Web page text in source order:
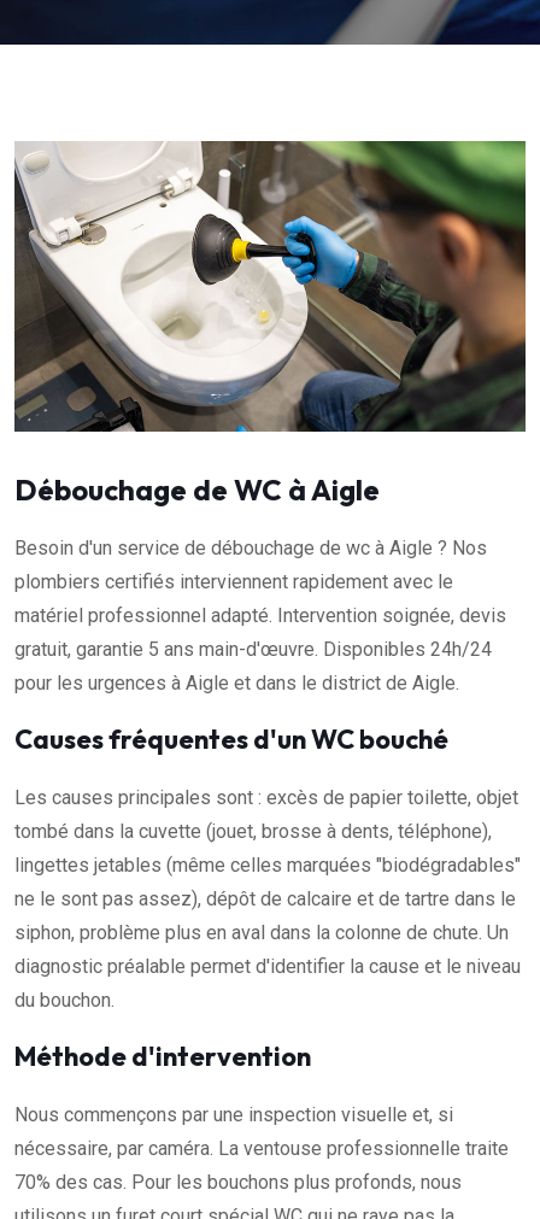
Débouchage de WC à Aigle
Besoin d'un service de débouchage de wc à Aigle ? Nos
plombiers certifiés interviennent rapidement avec le
matériel professionnel adapté. Intervention soignée, devis
gratuit, garantie 5 ans main-d'œuvre. Disponibles 24h/24
pour les urgences à Aigle et dans le district de Aigle.
Causes fréquentes d'un WC bouché
Les causes principales sont : excès de papier toilette, objet
tombé dans la cuvette (jouet, brosse à dents, téléphone),
lingettes jetables (même celles marquées "biodégradables"
ne le sont pas assez), dépôt de calcaire et de tartre dans le
siphon, problème plus en aval dans la colonne de chute. Un
diagnostic préalable permet d'identifier la cause et le niveau
du bouchon.
Méthode d'intervention
Nous commençons par une inspection visuelle et, si
nécessaire, par caméra. La ventouse professionnelle traite
70% des cas. Pour les bouchons plus profonds, nous